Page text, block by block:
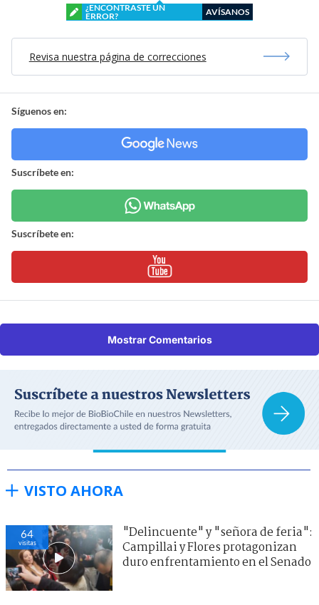
¿ENCONTRASTE UN
ERROR?
AVÍSANOS
Revisa nuestra página de correcciones
Síguenos en:
Suscríbete en:
Suscríbete en:
Mostrar Comentarios
VISTO AHORA
64
visitas
"Delincuente" y "señora de feria":
Campillai y Flores protagonizan
duro enfrentamiento en el Senado